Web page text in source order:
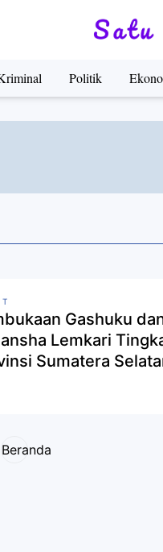
Politik
Gashuku
Lemkari
Sumatera
Beranda